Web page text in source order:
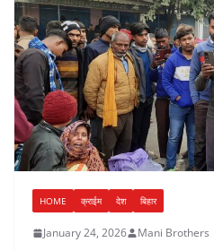
HOME क्राईम देश बिहार
January 24, 2026 Mani Brothers